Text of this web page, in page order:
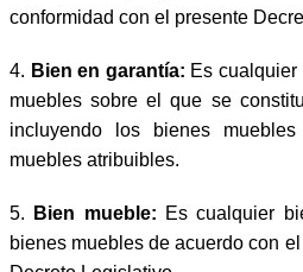
conformidad con el presente
4. Bien en garantía: Es
muebles sobre el que se
incluyendo los bienes
muebles atribuibles.
5. Bien mueble: Es cualquier
bienes muebles de acuerdo con